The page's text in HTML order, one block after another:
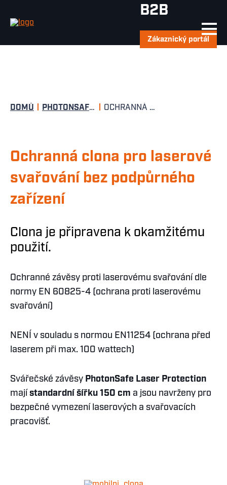
B2B
Zákaznický portál
DOMŮ PHOTONSAFE OCHRANA A KOMPLETNÍ PRACOVIŠTĚ OCHRANNÁ CLONA PRO LASEROVÉ SVAŘOVÁNÍ BEZ PODPŮRNÉHO ZAŘÍZENÍ
Ochranná clona pro laserové
svařování bez podpůrného
zařízení
Clona je připravena k okamžitému
použití.
Ochranné závěsy proti laserovému svařování dle
normy EN 60825-4 (ochrana proti laserovému
svařování)
NENÍ v souladu s normou EN11254 (ochrana před
laserem při max. 100 wattech)
Svářečské závěsy PhotonSafe Laser Protection
majístandardní šířku 150 cm a jsou navrženy pro
bezpečné vymezení laserových a svařovacích
pracovišť.